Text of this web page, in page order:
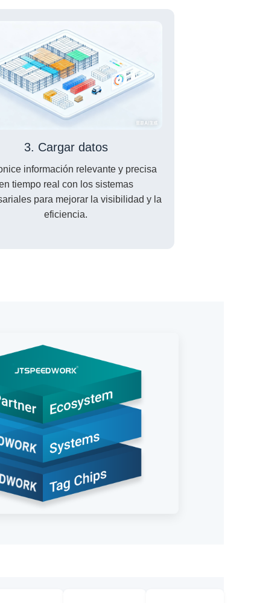
3. Cargar datos
información relevante y precisa
tiempo real con los sistemas
para mejorar la visibilidad y la
eficiencia.